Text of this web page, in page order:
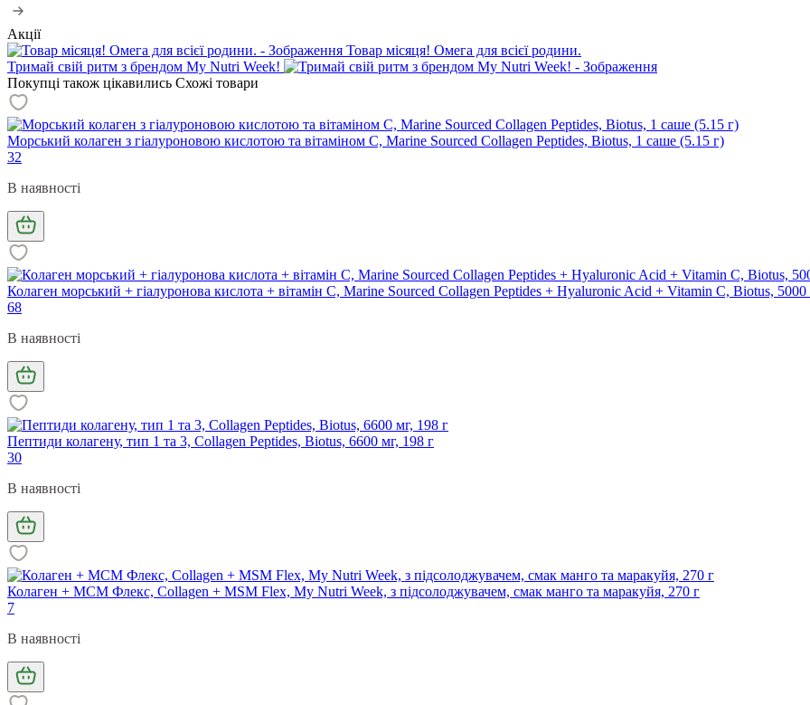
Акції
Товар місяця! Омега для всієї родини.
Тримай свій ритм з брендом My Nutri Week!
Покупці також цікавились Схожі товари
Морський колаген з гіалуроновою кислотою та вітаміном С, Marine Sourced Collagen Peptidеs, Biotus, 1 саше (5.15 г)
32
В наявності
Колаген морський + гіалуронова кислота + вітамін С, Marine Sourced Collagen Peptides + Hyaluronic Acid + Vitamin C, Biotus, 5000
68
В наявності
Пептиди колагену, тип 1 та 3, Collagen Peptides, Biotus, 6600 мг, 198 г
30
В наявності
Колаген + МСМ Флекс, Collagen + MSM Flex, My Nutri Week, з підсолоджувачем, смак манго та маракуйя, 270 г
7
В наявності